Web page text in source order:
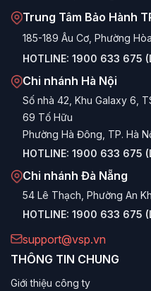
Trung Tâm Bảo Hành
185-189 Âu Cơ, Phường
HOTLINE: 1900 633 675
Chi nhánh Hà Nội
Số nhà 42, Khu Galaxy 6,
69 Tố Hữu
Phường Hà Đông, TP. Hà
HOTLINE: 1900 633 675
Chi nhánh Đà Nẵng
54 Lê Thạch, Phường An
HOTLINE: 1900 633 675
support@vsp.vn
THÔNG TIN CHUNG
Giới thiệu công ty